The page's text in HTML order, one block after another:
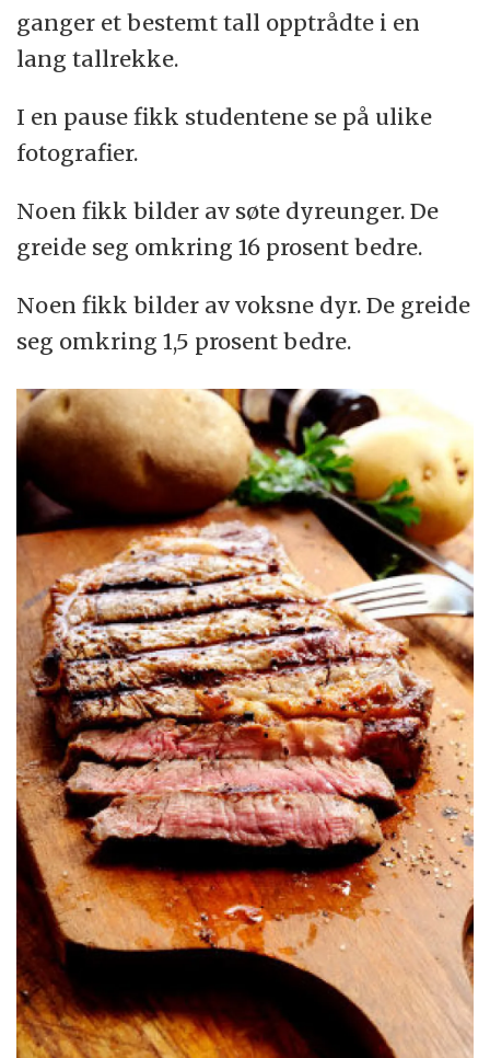
ganger et bestemt tall opptrådte i en
lang tallrekke.
I en pause fikk studentene se på ulike
fotografier.
Noen fikk bilder av søte dyreunger. De
greide seg omkring 16 prosent bedre.
Noen fikk bilder av voksne dyr. De greide
seg omkring 1,5 prosent bedre.